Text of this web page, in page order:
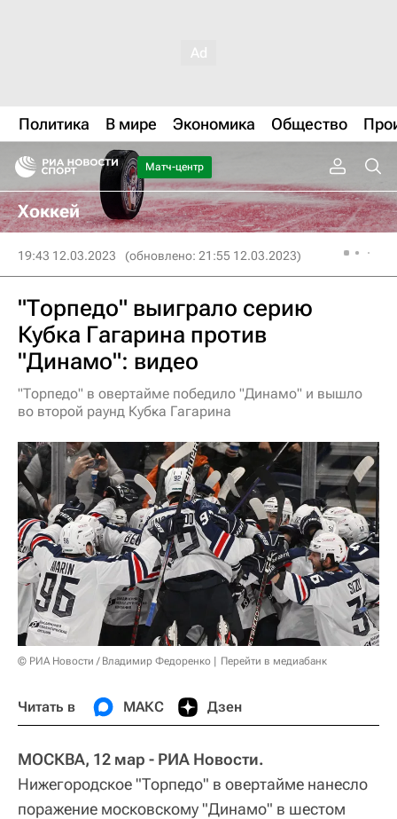
Политика В мире Экономика Общество
Матч-центр
Хоккей
19:43 12.03.2023 (обновлено: 21:55 12.03.2023)
"Торпедо" выиграло серию
Кубка Гагарина против
"Динамо": видео
"Торпедо" в овертайме победило "Динамо" и вышло
во второй раунд Кубка Гагарина
© РИА Новости / Владимир Федоренко Перейти в медиабанк
Читать в МАКС Дзен
МОСКВА, 12 мар - РИА Новости.
Нижегородское "Торпедо" в овертайме нанесло
поражение московскому "Динамо" в шестом